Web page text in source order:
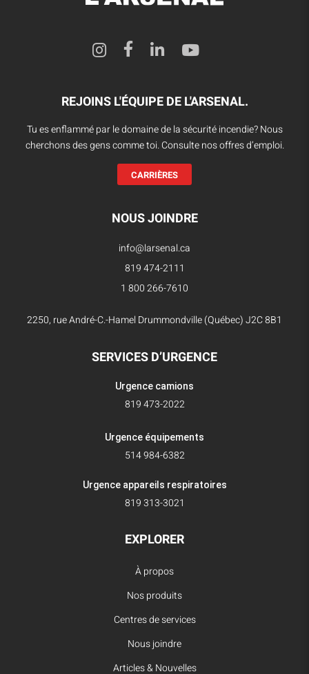
REJOINS L'ÉQUIPE DE L'ARSENAL.
Tu es enflammé par le domaine de la sécurité incendie? Nous
cherchons des gens comme toi. Consulte nos offres d’emploi.
CARRIÈRES
NOUS JOINDRE
info@larsenal.ca
819 474-2111
1 800 266-7610
2250, rue André-C.-Hamel Drummondville (Québec) J2C 8B1
SERVICES D’URGENCE
Urgence camions
819 473-2022
Urgence équipements
514 984-6382
Urgence appareils respiratoires
819 313-3021
EXPLORER
À propos
Nos produits
Centres de services
Nous joindre
Articles & Nouvelles